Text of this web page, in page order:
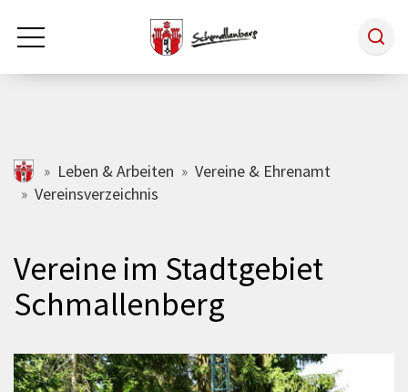
Zum Hauptinhalt springen
Rathaus & Politik
Tourismus
schmallenberg.de
Leben & Arbeiten
Vereine & Ehrenamt
Vereinsverzeichnis
Vereine im Stadtgebiet
Schmallenberg